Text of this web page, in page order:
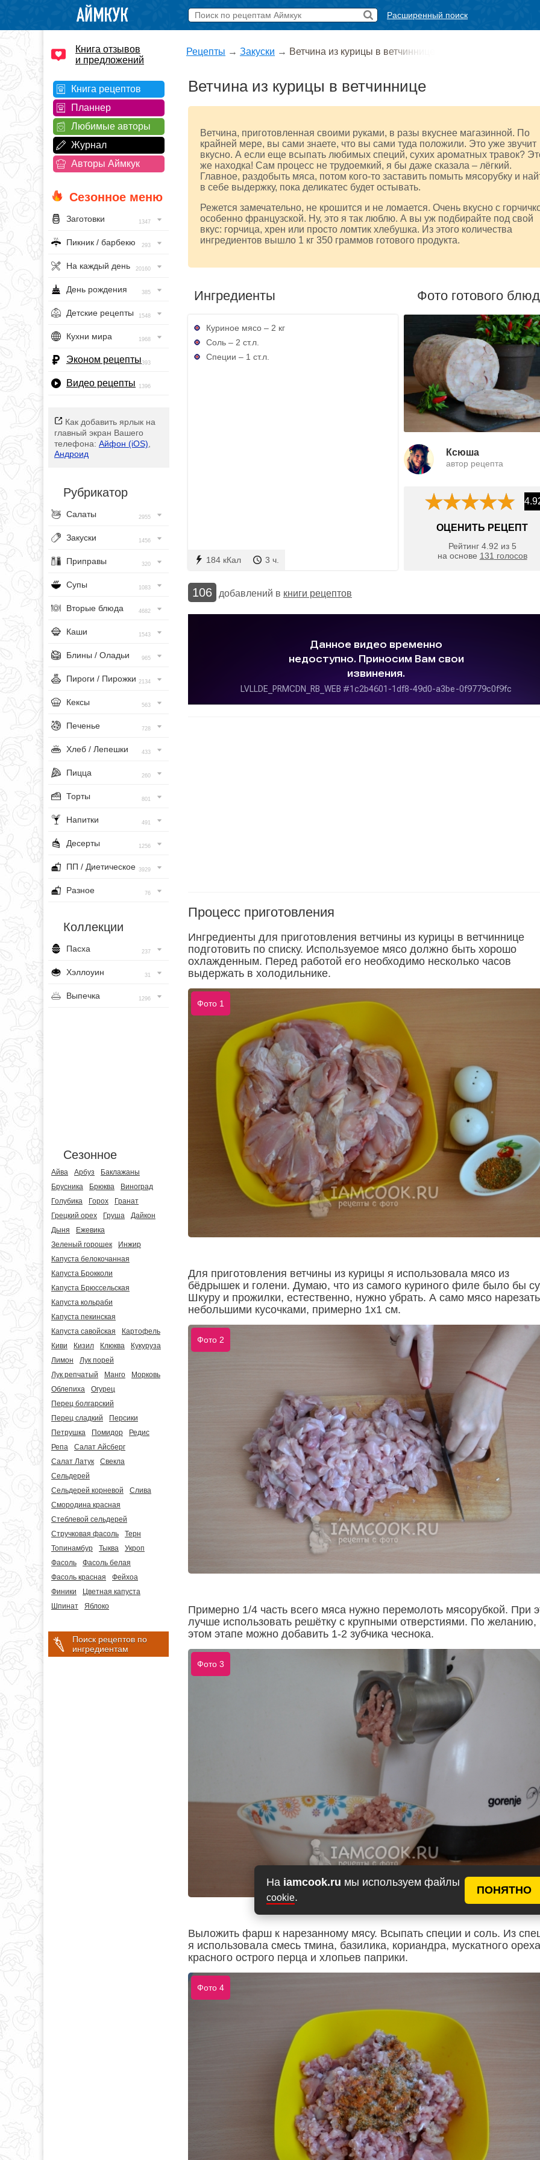
На iamcook.ru мы используем файлы
cookie.
ПОНЯТНО
Расширенный поиск
Книга отзывов
и предложений
Книга рецептов
Планнер
Любимые авторы
Журнал
Авторы Аймкук
Сезонное меню
Заготовки 1347
Пикник / барбекю 293
На каждый день 20160
День рождения 385
Детские рецепты 1548
Кухни мира 1968
Эконом рецепты393
Видео рецепты 1396
Как добавить ярлык на
главный экран Вашего
телефона: Айфон (iOS)
Андроид
Рубрикатор
Салаты 2955
Закуски 1456
Приправы 320
Супы 1083
Вторые блюда 4682
Каши 1543
Блины / Оладьи 965
Пироги / Пирожки 2134
Кексы 563
Печенье 728
Хлеб / Лепешки 433
Пицца 260
Торты 801
Напитки 491
Десерты 1256
ПП / Диетическое 3929
Разное 76
Коллекции
Пасха 237
Хэллоуин 31
Выпечка 1296
Сезонное
Айва Арбуз
Баклажаны
Брусника
Брюква
Виноград
Голубика
Горох
Гранат
Грецкий орех
Груша
Дайкон
Дыня
Ежевика
Зеленый горошек
Инжир
Капуста белокочанная
Капуста Брокколи
Капуста Брюссельская
Капуста кольраби
Капуста пекинская
Капуста савойская
Картофель
Киви
Кизил Клюква
Кукуруза
Лимон
Лук порей
Лук репчатый
Манго
Морковь
Облепиха
Огурец
Перец болгарский
Перец сладкий
Персики
Петрушка
Помидор
Редис
Репа
Салат Айсберг
Салат Латук
Свекла
Сельдерей
Сельдерей корневой
Слива
Смородина красная
Стеблевой сельдерей
Стручковая фасоль
Терн
Топинамбур
Тыква
Укроп
Фасоль
Фасоль белая
Фасоль красная
Фейхоа
Финики
Цветная капуста
Шпинат
Яблоко
Поиск рецептов по
ингредиентам
Рецепты → Закуски → Ветчина из курицы в ветчиннице
Ветчина из курицы в ветчиннице
Ветчина, приготовленная своими руками, в разы вкуснее магазинной. По
крайней мере, вы сами знаете, что вы сами туда положили. Это уже звучит
вкусно. А если еще всыпать любимых специй, сухих ароматных травок?
же находка! Сам процесс не трудоемкий, я бы даже сказала – лёгкий.
Главное, раздобыть мяса, потом кого-то заставить помыть мясорубку и
в себе выдержку, пока деликатес будет остывать.
Режется замечательно, не крошится и не ломается. Очень вкусно с
особенно французской. Ну, это я так люблю. А вы уж подбирайте под свой
вкус: горчица, хрен или просто ломтик хлебушка. Из этого количества
ингредиентов вышло 1 кг 350 граммов готового продукта.
Ингредиенты
Куриное мясо – 2 кг
Соль – 2 ст.л.
Специи – 1 ст.л.
184 кКал 3 ч.
Фото готового
Ксюша
автор рецепта
ОЦЕНИТЬ РЕЦЕПТ
Рейтинг 4.92 из 5
на основе 131 голосов
106 добавлений в книги рецептов
Процесс приготовления
Ингредиенты для приготовления ветчины из курицы в ветчиннице
подготовить по списку. Используемое мясо должно быть хорошо
охлажденным. Перед работой его необходимо несколько часов
выдержать в холодильнике.
Фото 1
Для приготовления ветчины из курицы я использовала мясо из
бёдрышек и голени. Думаю, что из самого куриного филе было бы
Шкуру и прожилки, естественно, нужно убрать. А само мясо нарезать
небольшими кусочками, примерно 1х1 см.
Фото 2
Примерно 1/4 часть всего мяса нужно перемолоть мясорубкой. При
лучше использовать решётку с крупными отверстиями. По желанию,
этом этапе можно добавить 1-2 зубчика чеснока.
Фото 3
Выложить фарш к нарезанному мясу. Всыпать специи и соль. Из
я использовала смесь тмина, базилика, кориандра, мускатного
красного острого перца и хлопьев паприки.
Фото 4